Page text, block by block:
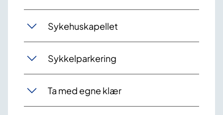
Sykehuskapellet
Sykkelparkering
Ta med egne klær